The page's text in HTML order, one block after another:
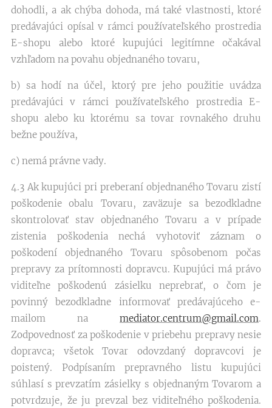
dohodli, a ak chýba dohoda, má také vlastnosti, ktoré
predávajúci opísal v rámci používateľského prostredia
E-shopu alebo ktoré kupujúci legitímne očakával
vzhľadom na povahu objednaného tovaru,
b) sa hodí na účel, ktorý pre jeho použitie uvádza
predávajúci v rámci používateľského prostredia E-
shopu alebo ku ktorému sa tovar rovnakého druhu
bežne používa,
c) nemá právne vady.
4.3 Ak kupujúci pri preberaní objednaného Tovaru zistí
poškodenie obalu Tovaru, zaväzuje sa bezodkladne
skontrolovať stav objednaného Tovaru a v prípade
zistenia poškodenia nechá vyhotoviť záznam o
poškodení objednaného Tovaru spôsobenom počas
prepravy za prítomnosti dopravcu. Kupujúci má právo
viditeľne poškodenú zásielku neprebrať, o čom je
povinný bezodkladne informovať predávajúceho e-
mailom na mediator.centrum@gmail.com.
Zodpovednosť za poškodenie v priebehu prepravy nesie
dopravca; všetok Tovar odovzdaný dopravcovi je
poistený. Podpísaním prepravného listu kupujúci
súhlasí s prevzatím zásielky s objednaným Tovarom a
potvrdzuje, že ju prevzal bez viditeľného poškodenia.